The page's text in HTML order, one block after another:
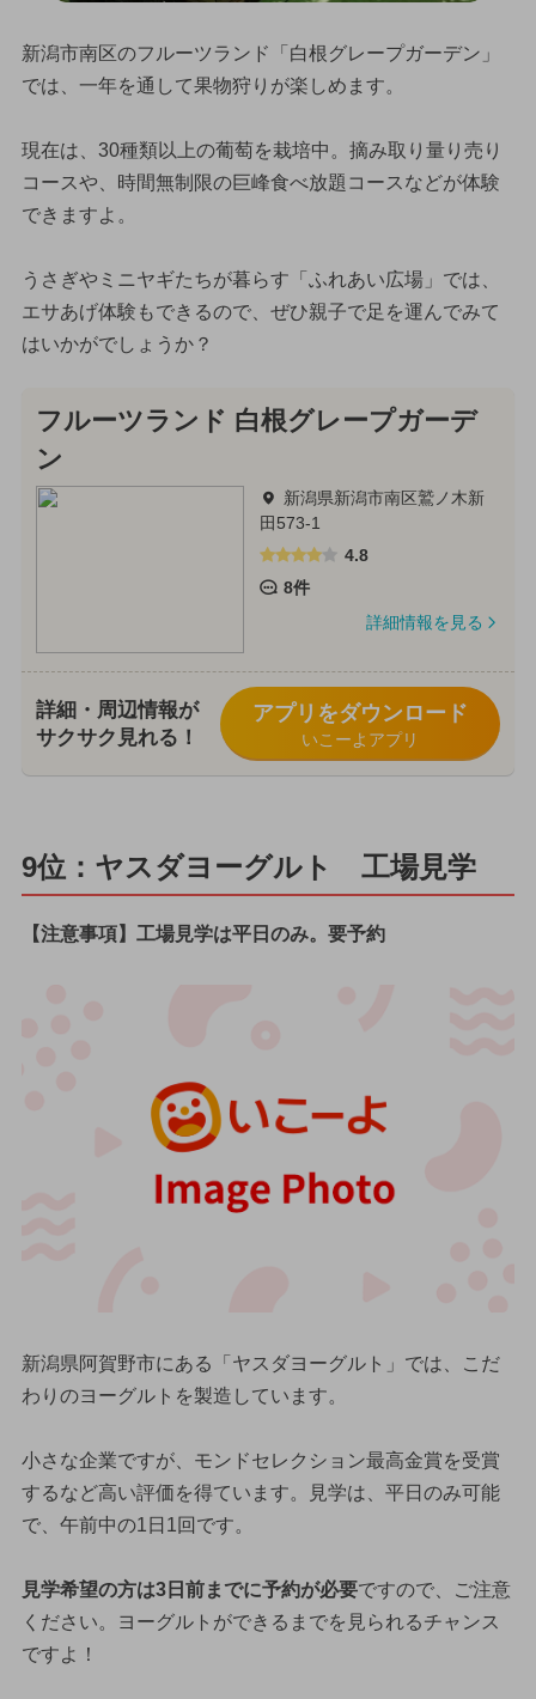
新潟市南区のフルーツランド「白根グレープガーデン」
では、一年を通して果物狩りが楽しめます。
現在は、30種類以上の葡萄を栽培中。摘み取り量り売り
コースや、時間無制限の巨峰食べ放題コースなどが体験
できますよ。
うさぎやミニヤギたちが暮らす「ふれあい広場」では、
エサあげ体験もできるので、ぜひ親子で足を運んでみて
はいかがでしょうか？
フルーツランド 白根グレープガーデ
ン
新潟県新潟市南区鷲ノ木新
田573-1
4.8
8件
詳細情報を見る
詳細・周辺情報が
サクサク見れる！
アプリをダウンロード
いこーよアプリ
9位：ヤスダヨーグルト 工場見学
【注意事項】工場見学は平日のみ。要予約
新潟県阿賀野市にある「ヤスダヨーグルト」では、こだ
わりのヨーグルトを製造しています。
小さな企業ですが、モンドセレクション最高金賞を受賞
するなど高い評価を得ています。見学は、平日のみ可能
で、午前中の1日1回です。
見学希望の方は3日前までに予約が必要ですので、ご注意
ください。ヨーグルトができるまでを見られるチャンス
ですよ！